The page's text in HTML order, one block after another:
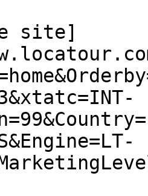
site]